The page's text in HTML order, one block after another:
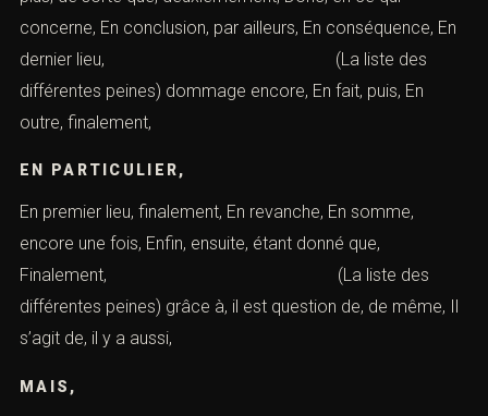
concerne, En conclusion, par ailleurs, En conséquence, En
dernier lieu, (La liste des
différentes peines) dommage encore, En fait, puis, En
outre, finalement,
EN PARTICULIER,
En premier lieu, finalement, En revanche, En somme,
encore une fois, Enfin, ensuite, étant donné que,
Finalement, (La liste des
différentes peines) grâce à, il est question de, de même, Il
s’agit de, il y a aussi,
MAIS,